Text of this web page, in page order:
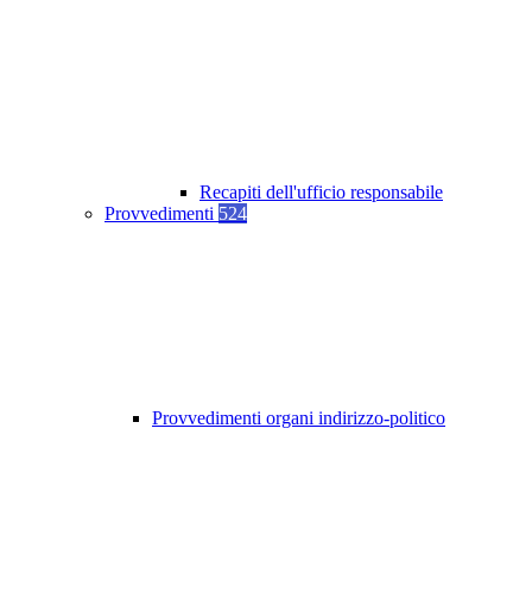
Recapiti dell'ufficio responsabile
Provvedimenti 524
Provvedimenti organi indirizzo-politico